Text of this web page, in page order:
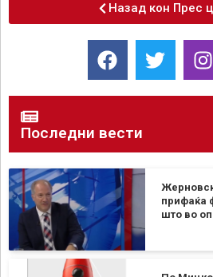
Назад кон Прес
Последни вести
прифаќа
што во